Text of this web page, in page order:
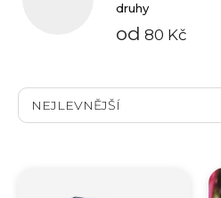
druhy
od 80 Kč
NEJLEVNĚJŠÍ